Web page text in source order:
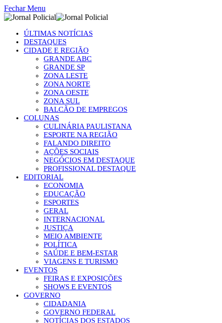
Fechar Menu
ÚLTIMAS NOTÍCIAS
DESTAQUES
CIDADE E REGIÃO
GRANDE ABC
GRANDE SP
ZONA LESTE
ZONA NORTE
ZONA OESTE
ZONA SUL
BALCÃO DE EMPREGOS
COLUNAS
CULINÁRIA PAULISTANA
ESPORTE NA REGIÃO
FALANDO DIREITO
AÇÕES SOCIAIS
NEGÓCIOS EM DESTAQUE
PROFISSIONAL DESTAQUE
EDITORIAL
ECONOMIA
EDUCAÇÃO
ESPORTES
GERAL
INTERNACIONAL
JUSTIÇA
MEIO AMBIENTE
POLÍTICA
SAÚDE E BEM-ESTAR
VIAGENS E TURISMO
EVENTOS
FEIRAS E EXPOSIÇÕES
SHOWS E EVENTOS
GOVERNO
CIDADANIA
GOVERNO FEDERAL
NOTÍCIAS DOS ESTADOS